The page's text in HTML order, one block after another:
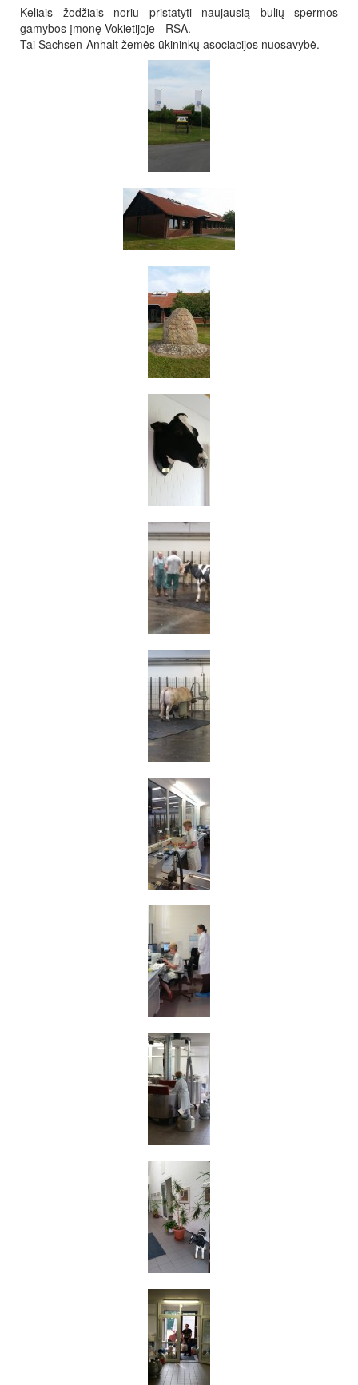
Keliais žodžiais noriu pristatyti naujausią bulių spermos
gamybos įmonę Vokietijoje - RSA.
Tai Sachsen-Anhalt žemės ūkininkų asociacijos nuosavybė.